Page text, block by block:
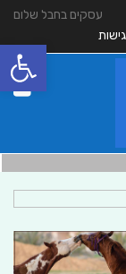
פתח
עסקים בחבל שלום